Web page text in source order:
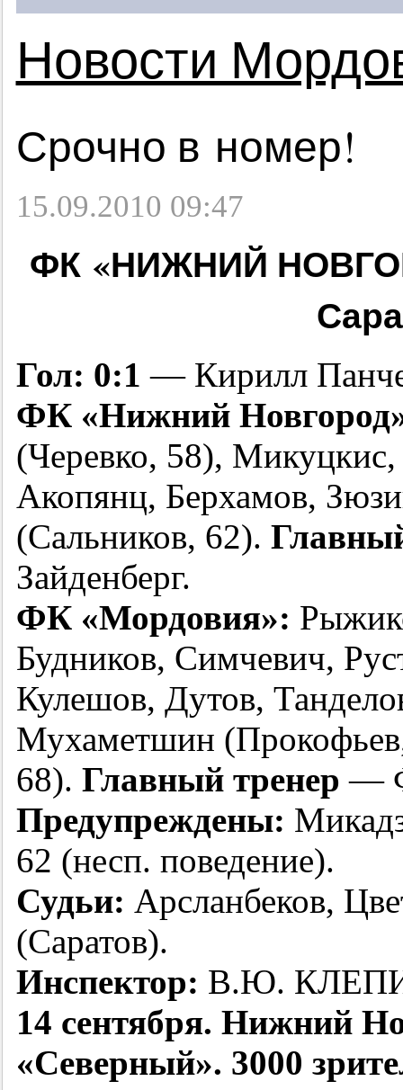
Новости
Срочно в номер!
15.09.2010 09:47
ФК «НИЖНИЙ
Гол: 0:1 — Кирилл
ФК «Нижний
(Черевко, 58),
Акопянц, Берхамов,
(Сальников, 62).
Зайденберг.
ФК «Мордовия»:
Будников, Симчевич,
Кулешов, Дутов,
Мухаметшин
68). Главный тренер —
Предупреждены:
62 (несп. поведение).
Судьи: Арсланбеков,
(Саратов).
Инспектор: В.Ю.
14 сентября. Нижний
«Северный». 3000